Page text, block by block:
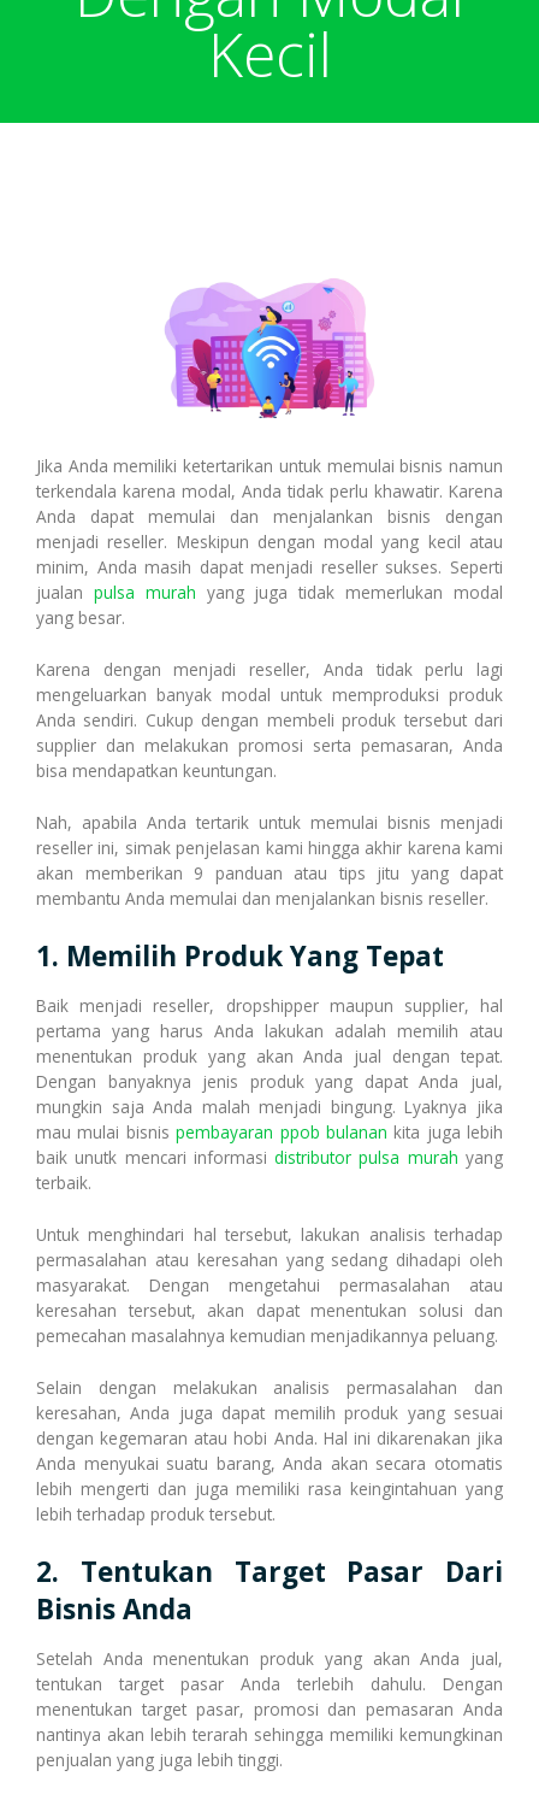
Harga Pulsa Elektrik
Token PLN murah
Paket Data Internet
Unlock / Aktivasi Voucher
Topup E-Wallet
Voucher Game Online
Voucher Wifi, dll
Pasca Bayar / PPOB
Cetak Struk Token & PPOB
Bonus
Bonus Mingguan
Deposit
Cara Transaksi
Transaksi Massal
Transaksi Via Facebook
Transaksi Via Telegram
Transaksi Via Gtalk
Transaksi Via Twitter
Transaksi Via API
Support
Kecil
Jika Anda memiliki ketertarikan untuk memulai bisnis namun
terkendala karena modal, Anda tidak perlu khawatir. Karena
Anda dapat memulai dan menjalankan bisnis dengan
menjadi reseller. Meskipun dengan modal yang kecil atau
minim, Anda masih dapat menjadi reseller sukses. Seperti
jualan pulsa murah yang juga tidak memerlukan modal
yang besar.
Karena dengan menjadi reseller, Anda tidak perlu lagi
mengeluarkan banyak modal untuk memproduksi produk
Anda sendiri. Cukup dengan membeli produk tersebut dari
supplier dan melakukan promosi serta pemasaran, Anda
bisa mendapatkan keuntungan.
Nah, apabila Anda tertarik untuk memulai bisnis menjadi
reseller ini, simak penjelasan kami hingga akhir karena kami
akan memberikan 9 panduan atau tips jitu yang dapat
membantu Anda memulai dan menjalankan bisnis reseller.
1. Memilih Produk Yang Tepat
Baik menjadi reseller, dropshipper maupun supplier, hal
pertama yang harus Anda lakukan adalah memilih atau
menentukan produk yang akan Anda jual dengan tepat.
Dengan banyaknya jenis produk yang dapat Anda jual,
mungkin saja Anda malah menjadi bingung. Lyaknya jika
mau mulai bisnispembayaran ppob bulanan kita juga lebih
baik unutk mencari informasidistributor pulsa murah yang
terbaik.
Untuk menghindari hal tersebut, lakukan analisis terhadap
permasalahan atau keresahan yang sedang dihadapi oleh
masyarakat. Dengan mengetahui permasalahan atau
keresahan tersebut, akan dapat menentukan solusi dan
pemecahan masalahnya kemudian menjadikannya peluang.
Selain dengan melakukan analisis permasalahan dan
keresahan, Anda juga dapat memilih produk yang sesuai
dengan kegemaran atau hobi Anda. Hal ini dikarenakan jika
Anda menyukai suatu barang, Anda akan secara otomatis
lebih mengerti dan juga memiliki rasa keingintahuan yang
lebih terhadap produk tersebut.
2. Tentukan Target Pasar Dari
Bisnis Anda
Setelah Anda menentukan produk yang akan Anda jual,
tentukan target pasar Anda terlebih dahulu. Dengan
menentukan target pasar, promosi dan pemasaran Anda
nantinya akan lebih terarah sehingga memiliki kemungkinan
penjualan yang juga lebih tinggi.